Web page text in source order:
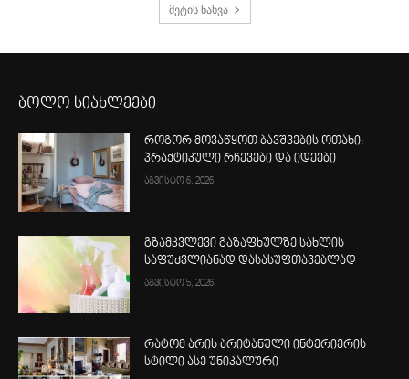
მეტის ნახვა
ბოლო სიახლეები
როგორ მოვაწყოთ ბავშვების ოთახი:
პრაქტიკული რჩევები და იდეები
აგვისტო 6, 2026
გზამკვლევი გაზაფხულზე სახლის
საფუძვლიანად დასასუფთავებლად
აგვისტო 5, 2026
რატომ არის ბრიტანული ინტერიერის
სტილი ასე უნიკალური